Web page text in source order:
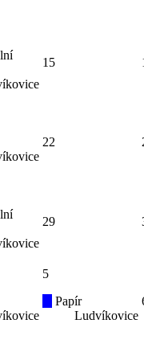
15
22
29
5
Papír
Ludvíkovice